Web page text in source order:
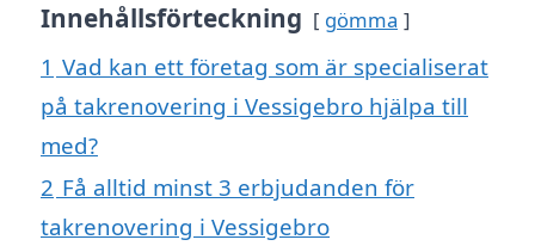
Innehållsförteckning gömma
1 Vad kan ett företag som är specialiserat
på takrenovering i Vessigebro hjälpa till
med?
2 Få alltid minst 3 erbjudanden för
takrenovering i Vessigebro